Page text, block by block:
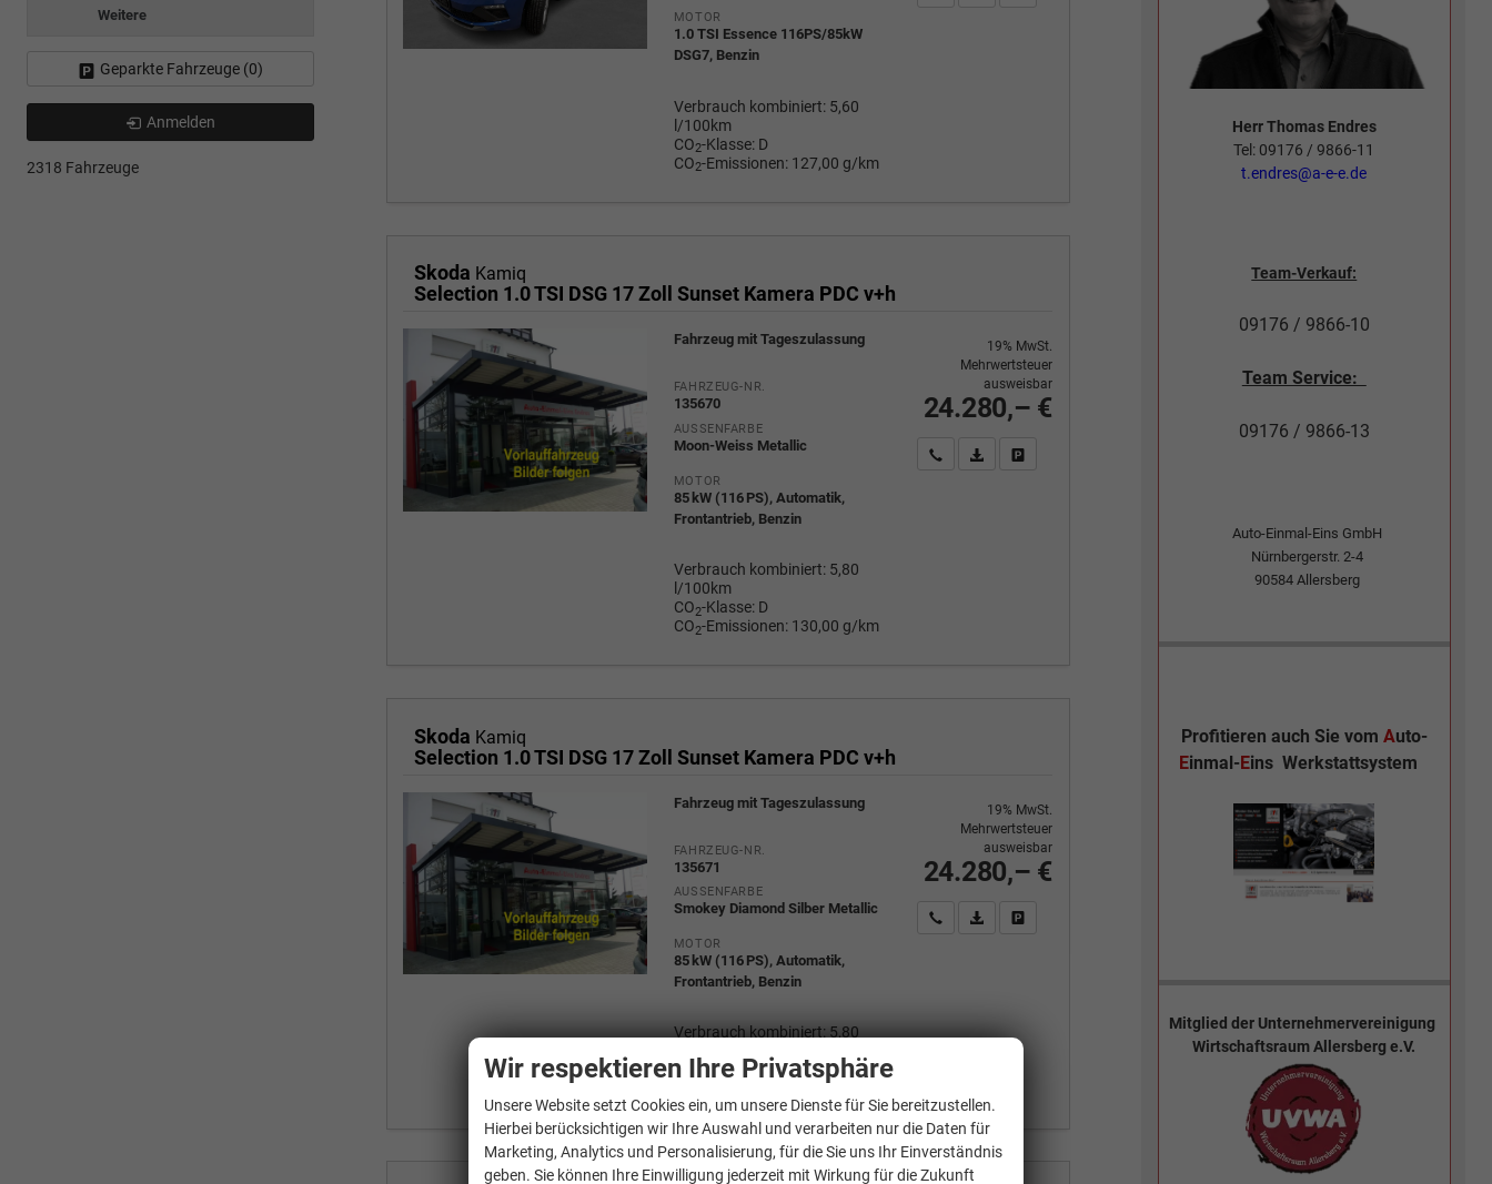
MOTOR
1.0 TSI Essence 116PS/85kW
DSG7, Benzin
Verbrauch kombiniert: 5,60
l/100km
CO2-Klasse: D
CO2-Emissionen: 127,00 g/km
Skoda Kamiq
Selection 1.0 TSI DSG 17 Zoll Sunset Kamera PDC v+h
Fahrzeug mit Tageszulassung
FAHRZEUG-NR.
135670
AUSSENFARBE
Moon-Weiss Metallic
MOTOR
85 kW (116 PS), Automatik,
Frontantrieb, Benzin
Verbrauch kombiniert: 5,80
l/100km
CO2-Klasse: D
CO2-Emissionen: 130,00 g/km
24.280,– €
19% MwSt.
Mehrwertsteuer
ausweisbar
Wir rufen Sie anPDF-Fahrzeugexposé drucken
Skoda Kamiq
Selection 1.0 TSI DSG 17 Zoll Sunset Kamera PDC v+h
Fahrzeug mit Tageszulassung
FAHRZEUG-NR.
135671
AUSSENFARBE
Smokey Diamond Silber Metallic
MOTOR
85 kW (116 PS), Automatik,
Frontantrieb, Benzin
Verbrauch kombiniert: 5,80
CO
2-Klasse:D
130,00 g/km
24.280,– €
19% MwSt.
Mehrwertsteuer
ausweisbar
Wir rufen Sie anPDF-Fahrzeugexposé drucken
Weitere
Geparkte Fahrzeuge (0)
Anmelden
2318 Fahrzeuge
Herr Thomas Endres
Tel: 09176 / 9866-11
t.endres@a-e-e.de
Team-Verkauf:
09176 / 9866-10
Team Service:
09176 / 9866-13
Auto-Einmal-Eins GmbH
Nürnbergerstr. 2-4
90584 Allersberg
Profitieren auch Sie vom Auto-
Einmal- Eins Werkstattsystem
Mitglied der Unternehmervereinigung
Wirtschaftsraum Allersberg e.V.
Wir respektieren Ihre Privatsphäre
Unsere Website setzt Cookies ein, um unsere Dienste für Sie bereitzustellen.
Hierbei berücksichtigen wir Ihre Auswahl und verarbeiten nur die Daten für
Marketing, Analytics und Personalisierung, für die Sie uns Ihr Einverständnis
geben. Sie können Ihre Einwilligung jederzeit mit Wirkung für die Zukunft